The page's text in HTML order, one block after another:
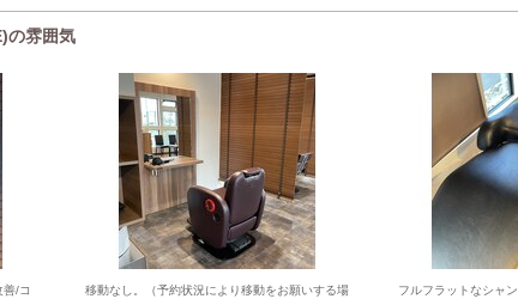
の雰囲気
/コ
移動なし。（予約状況により移動をお願いする場
フルフラットなシャ